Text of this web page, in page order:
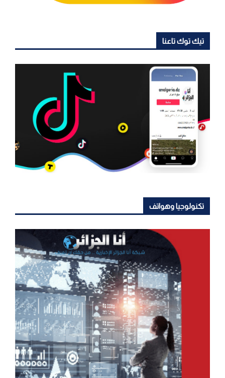
تيك توك تاعنا
تكنولوجيا وهواتف